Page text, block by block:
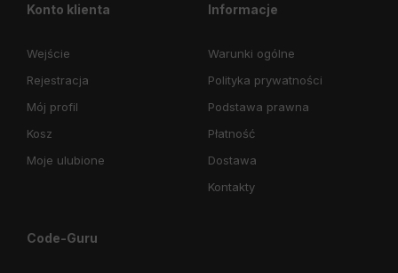
Konto klienta
Wejście
Rejestracja
Mój profil
Kosz
Moje ulubione
Informacje
Warunki ogólne
Polityka prywatności
Podstawa prawna
Płatność
Dostawa
Kontakty
Code-Guru